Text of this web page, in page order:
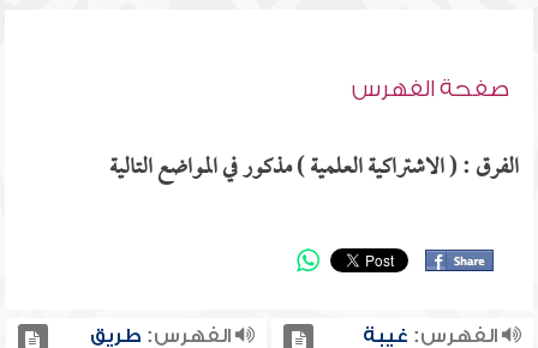
صفحة الفهرس
الفرق : ( الاشتراكية العلمية ) مذكور في المواضع التالية
الفهرس: غيبة
الفهرس: طريق